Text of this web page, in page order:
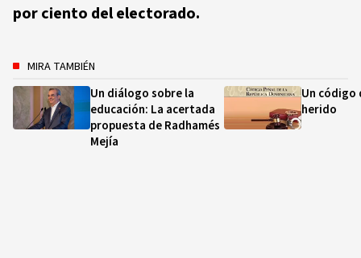
por ciento del electorado.
MIRA TAMBIÉN
Un diálogo sobre la
educación: La acertada
propuesta de Radhamés
Mejía
Un código
herido